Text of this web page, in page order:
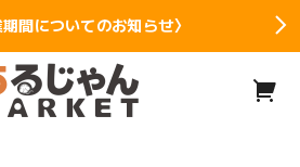
期間についてのお知らせ〉